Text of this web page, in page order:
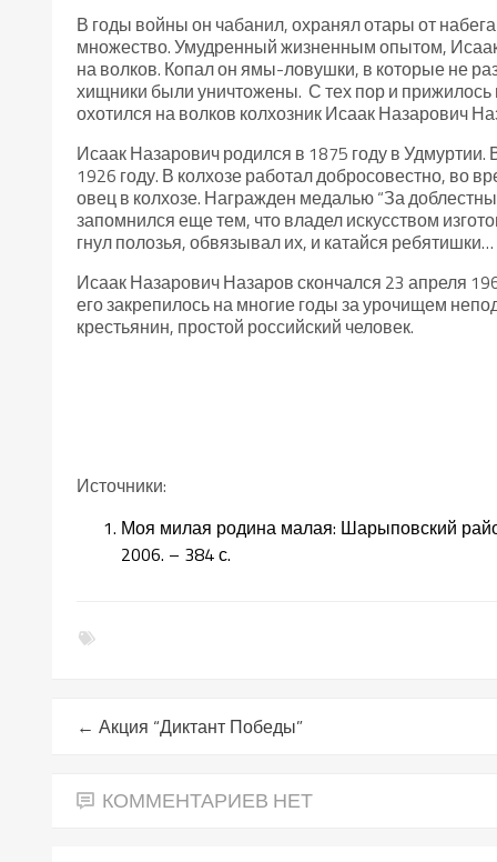
В годы войны он чабанил, охранял отары от
множество. Умудренный жизненным опытом,
на волков. Копал он ямы-ловушки, в которые не
хищники были уничтожены. С тех пор и прижилось
охотился на волков колхозник Исаак Назарович
Исаак Назарович родился в 1875 году в
1926 году. В колхозе работал добросовестно, во
овец в колхозе. Награжден медалью “За
запомнился еще тем, что владел искусством
гнул полозья, обвязывал их, и катайся ребятишки…
Исаак Назарович Назаров скончался 23 апреля
его закрепилось на многие годы за урочищем
крестьянин, простой российский человек.
Источники:
Моя милая родина малая: Шарыповский
2006. – 384 с.
← Акция “Диктант Победы”
КОММЕНТАРИЕВ НЕТ